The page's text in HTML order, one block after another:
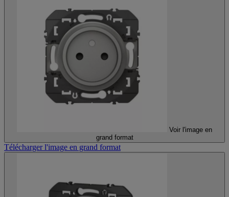
Voir l'image en
grand format
Télécharger l'image en grand format